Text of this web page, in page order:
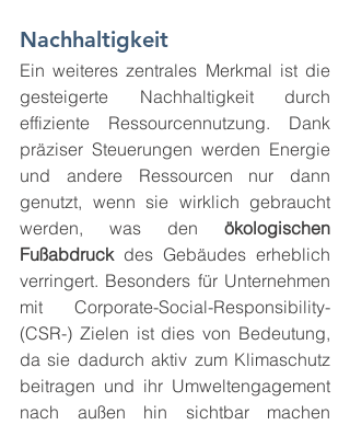
Nachhaltigkeit
Ein weiteres zentrales Merkmal ist die
gesteigerte Nachhaltigkeit durch
effiziente Ressourcennutzung. Dank
präziser Steuerungen werden Energie
und andere Ressourcen nur dann
genutzt, wenn sie wirklich gebraucht
werden, was den ökologischen
Fußabdruck des Gebäudes erheblich
verringert. Besonders für Unternehmen
mit Corporate-Social-Responsibility-
(CSR-) Zielen ist dies von Bedeutung,
da sie dadurch aktiv zum Klimaschutz
beitragen und ihr Umweltengagement
nach außen hin sichtbar machen